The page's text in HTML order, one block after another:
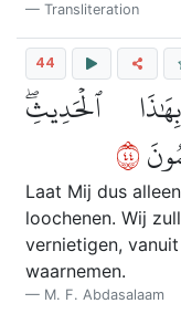
Transliteration
44
ٱلۡحَدِيثِۖ
٤٤
Laat Mij dus
loochenen. Wij
vernietigen,
waarnemen.
M. F. Abdasalaam